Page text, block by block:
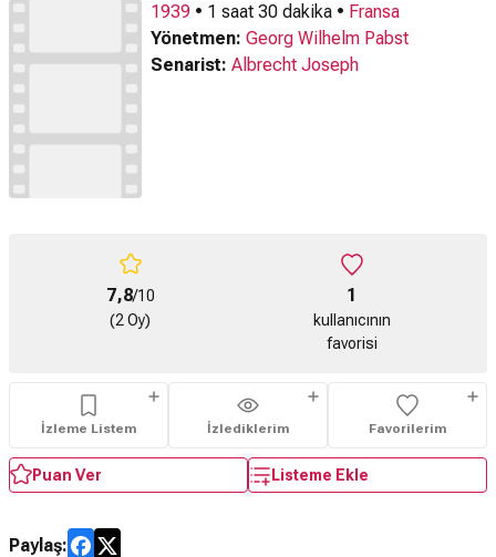
1939 • 1 saat 30 dakika • Fransa
Yönetmen: Georg Wilhelm Pabst
Senarist: Albrecht Joseph
7,8/10
(2 Oy)
1
kullanıcının
favorisi
İzleme Listem İzlediklerim Favorilerim
Puan Ver Listeme Ekle
Paylaş: